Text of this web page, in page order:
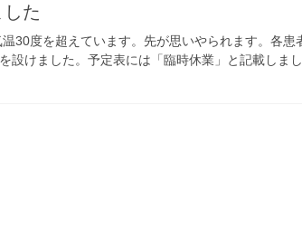
た
30度を超えています。先が思いやられます。各
設けました。予定表には「臨時休業」と記載し